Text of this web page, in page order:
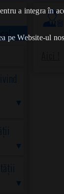
a integra în
pe Website-ul